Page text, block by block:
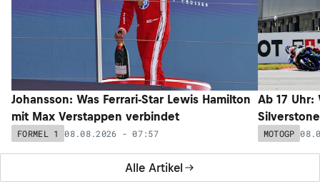
Alle Artikel
Johansson: Was Ferrari-Star Lewis Hamilton
mit Max Verstappen verbindet
FORMEL 1 08.08.2026 - 07:57
Ab 17 Uhr:
MOTOGP